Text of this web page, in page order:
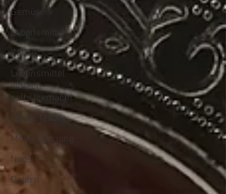
Gemüse
Lebensmittel
Kaffee
Lebensmittel
einfach
selbstgemacht
Lievito Madre
Meine Meinung
Nudeln
Ostern